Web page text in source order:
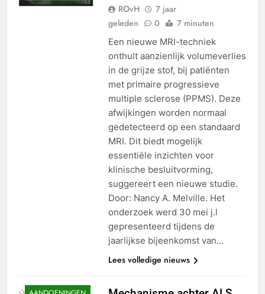
ROvH
7 jaar
geleden
0 7 minuten
Een nieuwe MRI-techniek
onthult aanzienlijk volumeverlies
in de grijze stof, bij patiënten
met primaire progressieve
multiple sclerose (PPMS). Deze
afwijkingen worden normaal
gedetecteerd op een standaard
MRI. Dit biedt mogelijk
essentiële inzichten voor
klinische besluitvorming,
suggereert een nieuwe studie.
Door: Nancy A. Melville. Het
onderzoek werd 30 mei j.l
gepresenteerd tijdens de
jaarlijkse bijeenkomst van…
Lees volledige nieuws